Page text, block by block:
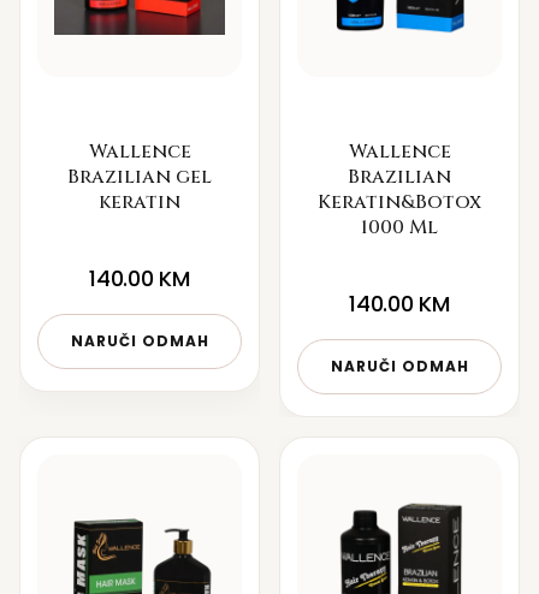
Wallence
Brazilian gel
keratin
140.00 KM
NARUČI ODMAH
Wallence
Brazilian
Keratin&Botox
1000 Ml
140.00 KM
NARUČI ODMAH